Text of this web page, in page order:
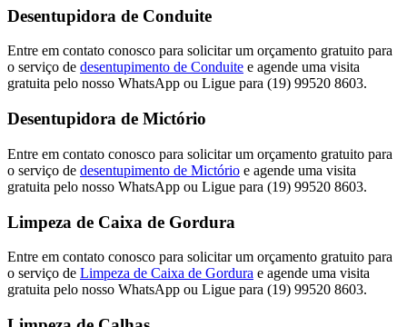
Desentupidora de Conduite
Entre em contato conosco para solicitar um orçamento gratuito para
o serviço de desentupimento de Conduite e agende uma visita
gratuita pelo nosso WhatsApp ou Ligue para (19) 99520 8603.
Desentupidora de Mictório
Entre em contato conosco para solicitar um orçamento gratuito para
o serviço de desentupimento de Mictório e agende uma visita
gratuita pelo nosso WhatsApp ou Ligue para (19) 99520 8603.
Limpeza de Caixa de Gordura
Entre em contato conosco para solicitar um orçamento gratuito para
o serviço de Limpeza de Caixa de Gordura e agende uma visita
gratuita pelo nosso WhatsApp ou Ligue para (19) 99520 8603.